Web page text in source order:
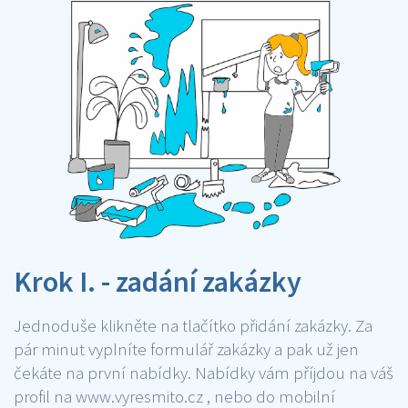
Krok I. - zadání zakázky
Jednoduše klikněte na tlačítko přidání zakázky. Za
pár minut vyplníte formulář zakázky a pak už jen
čekáte na první nabídky. Nabídky vám příjdou na váš
profil na www.vyresmito.cz , nebo do mobilní